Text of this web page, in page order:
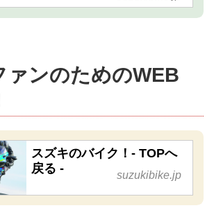
ァンのためのWEB
スズキのバイク！- TOPへ
戻る -
suzukibike.jp